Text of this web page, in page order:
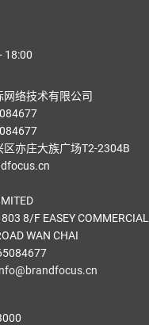
18:00
络技术有限公司
亦庄大族广场T2-2304B
8/F EASEY
WAN CHAI